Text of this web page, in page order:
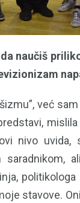
naučiš
već
nivo uvida,
saradnikom,
stavove.